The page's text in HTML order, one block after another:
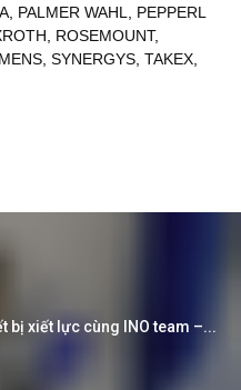
PALMER WAHL
PEPPERL
ROSEMOUNT,
SYNERGYS TAKEX
bị xiết lực cùng INO team –...